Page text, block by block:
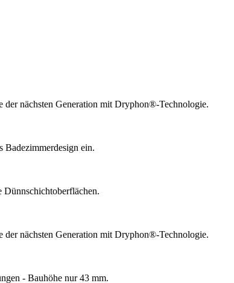
nächsten Generation mit Dryphon®-Technologie.
Badezimmerdesign ein.
Dünnschichtoberflächen.
nächsten Generation mit Dryphon®-Technologie.
- Bauhöhe nur 43 mm.